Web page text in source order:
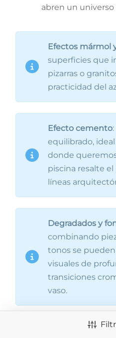
abren un
Efectos mármol
superficies que
pizarras o
practicidad del
Efecto cemento
equilibrado,
donde
piscina resalte
líneas
Degradados y
combinando
tonos se
visuales de
transiciones
vaso.
Grandes formatos